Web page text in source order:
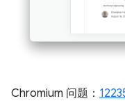
Chromium 问题：